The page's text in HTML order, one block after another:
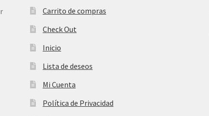
Carrito de compras
Check Out
Inicio
Lista de deseos
Mi Cuenta
Política de Privacidad